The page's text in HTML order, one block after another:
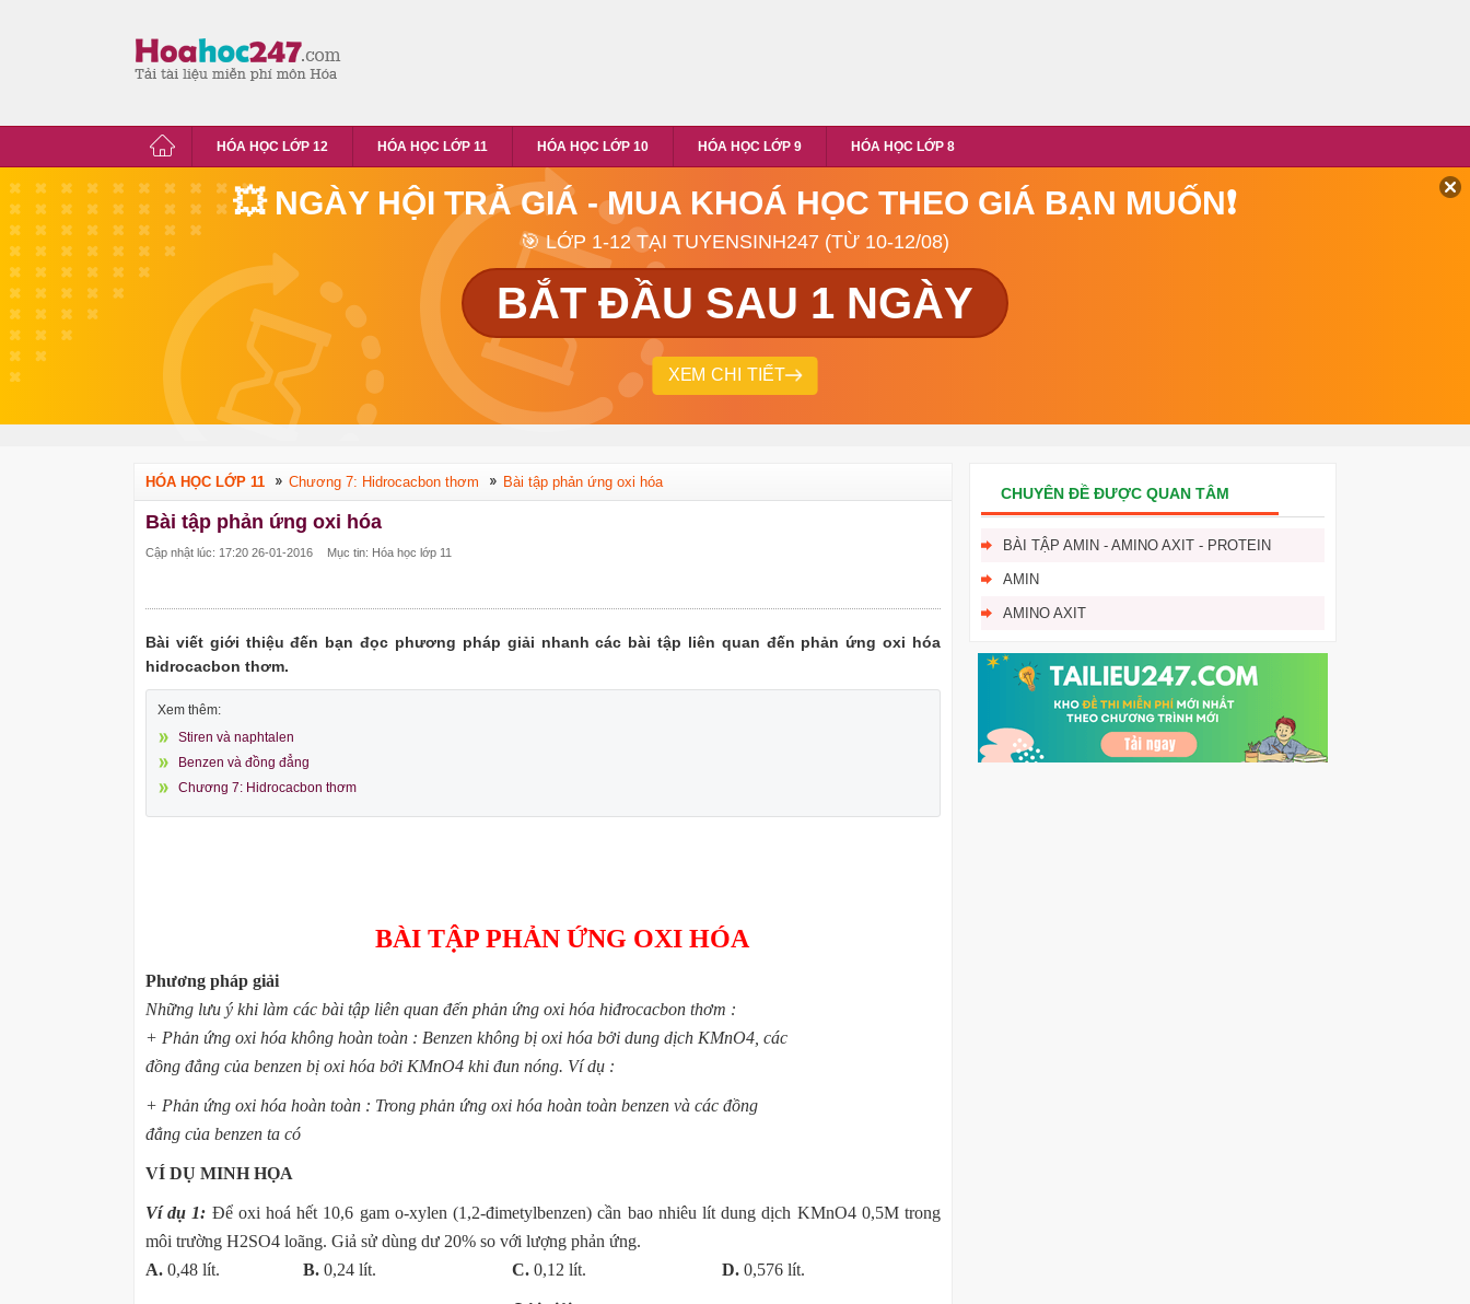
HÓA HỌC LỚP 12 HÓA HỌC LỚP 11 HÓA HỌC LỚP 10 HÓA HỌC LỚP 9 HÓA HỌC LỚP 8
💥 NGÀY HỘI TRẢ GIÁ - MUA KHOÁ HỌC THEO GIÁ BẠN MUỐN❗
🎯 LỚP 1-12 TẠI TUYENSINH247 (TỪ 10-12/08)
BẮT ĐẦU SAU 1 NGÀY
XEM CHI TIẾT
HÓA HỌC LỚP 11 Chương 7: Hidrocacbon thơm Bài tập phản ứng oxi hóa
Bài tập phản ứng oxi hóa
Cập nhật lúc: 17:20 26-01-2016 Mục tin: Hóa học lớp 11
Bài viết giới thiệu đến bạn đọc phương pháp giải nhanh các bài tập liên quan đến phản ứng oxi hóa
hidrocacbon thơm.
Xem thêm:
Stiren và naphtalen
Benzen và đồng đẳng
Chương 7: Hidrocacbon thơm
BÀI TẬP PHẢN ỨNG OXI HÓA
Phương pháp giải
Những lưu ý khi làm các bài tập liên quan đến phản ứng oxi hóa hiđrocacbon thơm :
+ Phản ứng oxi hóa không hoàn toàn : Benzen không bị oxi hóa bởi dung dịch KMnO4, các
đồng đẳng của benzen bị oxi hóa bởi KMnO4 khi đun nóng. Ví dụ :
+ Phản ứng oxi hóa hoàn toàn : Trong phản ứng oxi hóa hoàn toàn benzen và các đồng
đẳng của benzen ta có
VÍ DỤ MINH HỌA
Ví dụ 1: Để oxi hoá hết 10,6 gam o-xylen (1,2-đimetylbenzen) cần bao nhiêu lít dung dịch KMnO4 0,5M trong
môi trường H2SO4 loãng. Giả sử dùng dư 20% so với lượng phản ứng.
A. 0,48 lít. B. 0,24 lít. C. 0,12 lít. D. 0,576 lít.
CHUYÊN ĐỀ ĐƯỢC QUAN TÂM
BÀI TẬP AMIN - AMINO AXIT - PROTEIN
AMIN
AMINO AXIT